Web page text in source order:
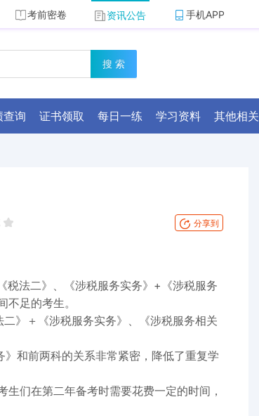
考前密卷 资讯公告 手机APP
搜 索
查询 证书领取 每日一练 学习资料 其他相关
分享到
法二》、《涉税服务实务》+《涉税服务
足的考生。
》＋《涉税服务实务》、《涉税服务相关
和前两科的关系非常紧密，降低了重复学
们在第二年备考时需要花费一定的时间，